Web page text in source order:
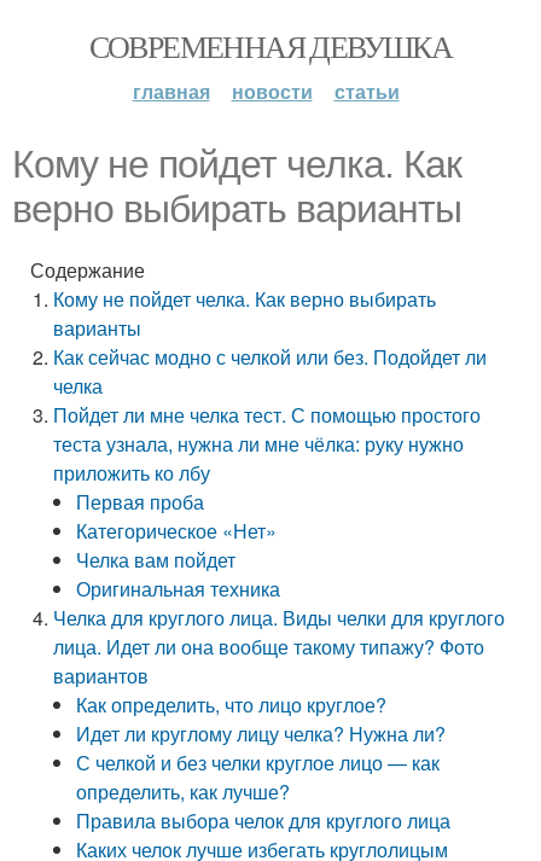
СОВРЕМЕННАЯ ДЕВУШКА
главная новости статьи
Кому не пойдет челка. Как
верно выбирать варианты
Содержание
Кому не пойдет челка. Как верно выбирать
варианты
Как сейчас модно с челкой или без. Подойдет ли
челка
Пойдет ли мне челка тест. С помощью простого
теста узнала, нужна ли мне чёлка: руку нужно
приложить ко лбу
Первая проба
Категорическое «Нет»
Челка вам пойдет
Оригинальная техника
Челка для круглого лица. Виды челки для круглого
лица. Идет ли она вообще такому типажу? Фото
вариантов
Как определить, что лицо круглое?
Идет ли круглому лицу челка? Нужна ли?
С челкой и без челки круглое лицо — как
определить, как лучше?
Правила выбора челок для круглого лица
Каких челок лучше избегать круглолицым